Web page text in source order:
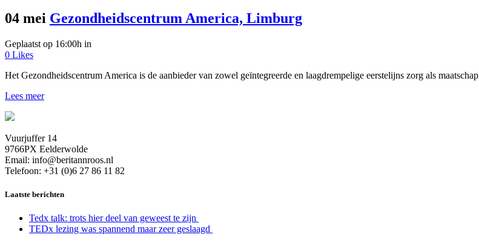
04 mei Gezondheidscentrum America, Limburg
Geplaatst op 16:00h in
0 Likes
Het Gezondheidscentrum America is de aanbieder van zowel geïntegreerde en laagdrempelige eerstelijns zorg als
Lees meer
Vuurjuffer 14
9766PX Eelderwolde
Email: info@beritannroos.nl
Telefoon: +31 (0)6 27 86 11 82
Laatste berichten
Tedx talk: trots hier deel van geweest te zijn
TEDx lezing was spannend maar zeer geslaagd